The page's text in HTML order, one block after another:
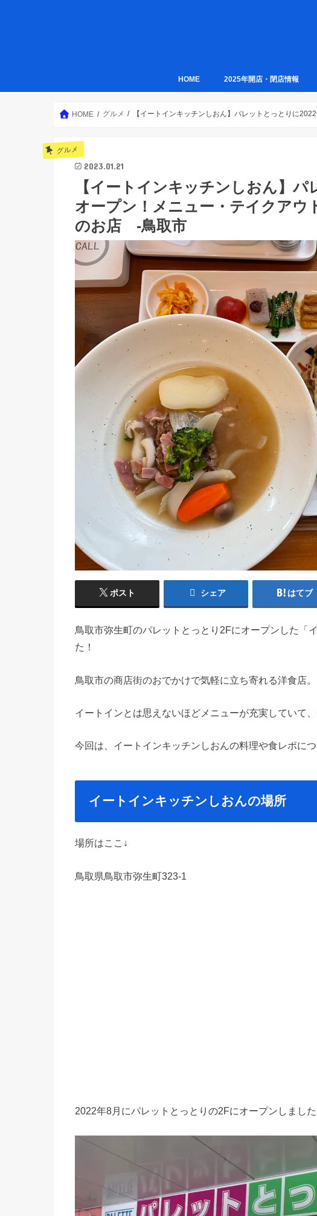
HOME 2025年開店・閉店情報
HOME グルメ 【イートインキッチンしおん】パレットとっとりに
グルメ
2023.01.21
【イートインキッチンしおん】パ
オープン！メニュー・テイクアウ
のお店 -鳥取市
ポスト シェア はてブ
鳥取市弥生町のパレットとっとり2Fにオープンした「
た！
鳥取市の商店街のおでかけで気軽に立ち寄れる洋食店。
イートインとは思えないほどメニューが充実していて
今回は、イートインキッチンしおんの料理や食レポにつ
イートインキッチンしおんの場所
場所はここ↓
鳥取県鳥取市弥生町323-1
2022年8月にパレットとっとりの2Fにオープンしました